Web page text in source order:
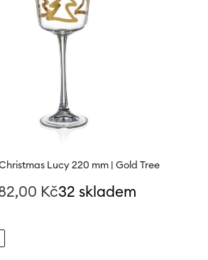
Lucy 220 mm | Gold Tree
Kč32 skladem